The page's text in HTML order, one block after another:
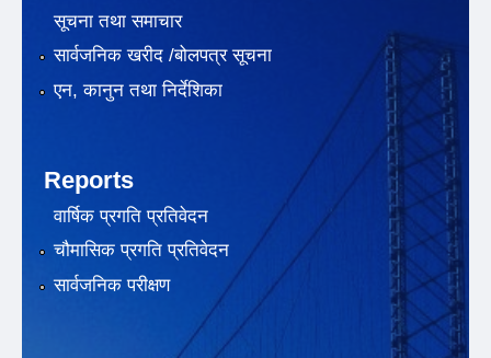
सूचना तथा समाचार
सार्वजनिक खरीद /बोलपत्र सूचना
एन, कानुन तथा निर्देशिका
Reports
वार्षिक प्रगति प्रतिवेदन
चौमासिक प्रगति प्रतिवेदन
सार्वजनिक परीक्षण